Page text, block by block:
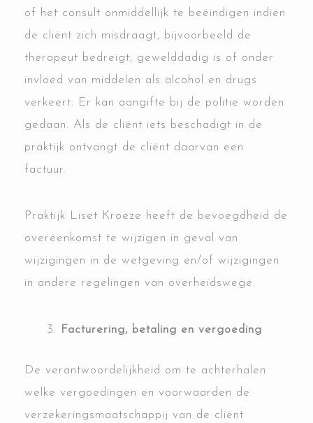
of het consult onmiddellijk te beëindigen indien
de cliënt zich misdraagt, bijvoorbeeld de
therapeut bedreigt, gewelddadig is of onder
invloed van middelen als alcohol en drugs
verkeert. Er kan aangifte bij de politie worden
gedaan. Als de cliënt iets beschadigt in de
praktijk ontvangt de cliënt daarvan een
factuur.
Praktijk Liset Kroeze heeft de bevoegdheid de
overeenkomst te wijzigen in geval van
wijzigingen in de wetgeving en/of wijzigingen
in andere regelingen van overheidswege.
Facturering, betaling en vergoeding
De verantwoordelijkheid om te achterhalen
welke vergoedingen en voorwaarden de
verzekeringsmaatschappij van de cliënt